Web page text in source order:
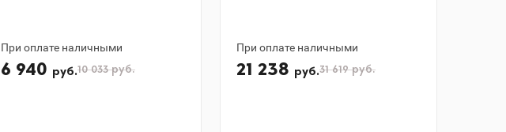
При оплате наличными
6 940 руб.10 033руб.
При оплате наличными
21 238 руб.31 619руб.